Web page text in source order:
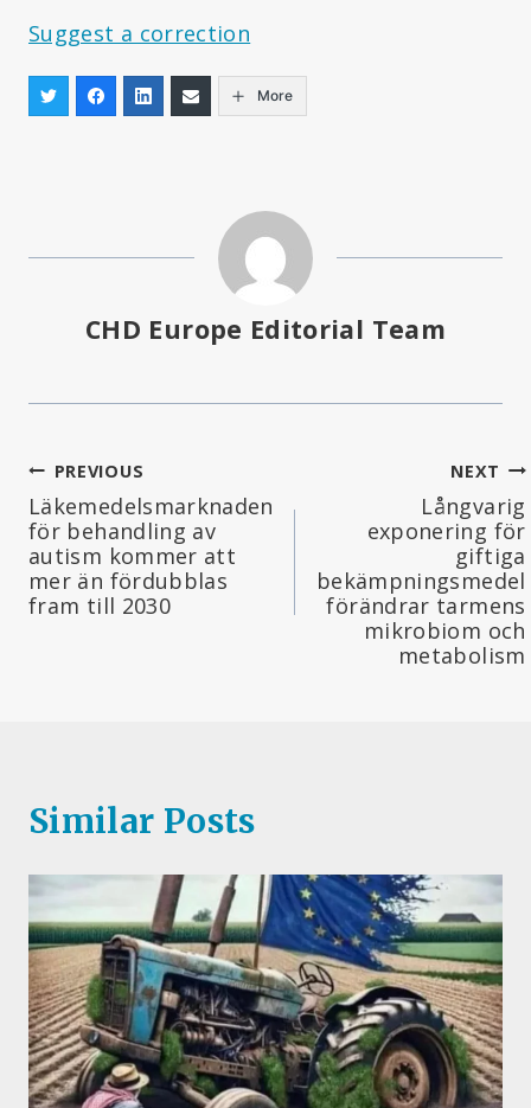
Suggest a correction
More
CHD Europe Editorial Team
Inläggsnavigering
PREVIOUS
Läkemedelsmarknaden
för behandling av
autism kommer att
mer än fördubblas
fram till 2030
NEXT
Långvarig
exponering för
giftiga
bekämpningsmedel
förändrar tarmens
mikrobiom och
metabolism
Similar Posts